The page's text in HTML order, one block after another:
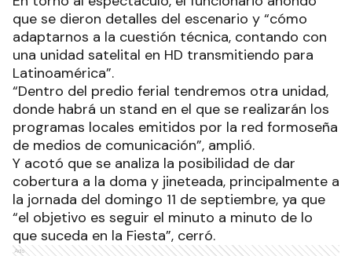
que se dieron detalles del escenario y “cómo
adaptarnos a la cuestión técnica, contando con
una unidad satelital en HD transmitiendo para
Latinoamérica”.
“Dentro del predio ferial tendremos otra unidad,
donde habrá un stand en el que se realizarán los
programas locales emitidos por la red formoseña
de medios de comunicación”, amplió.
Y acotó que se analiza la posibilidad de dar
cobertura a la doma y jineteada, principalmente a
la jornada del domingo 11 de septiembre, ya que
“el objetivo es seguir el minuto a minuto de lo
que suceda en la Fiesta”, cerró.
Ads